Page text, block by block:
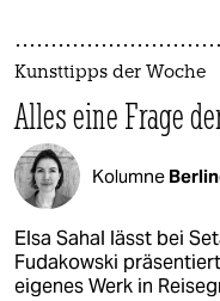
Kunsttipps der Woche
Alles eine Frage
Kolumne
Elsa Sahal lässt bei
Fudakowski
eigenes Werk in